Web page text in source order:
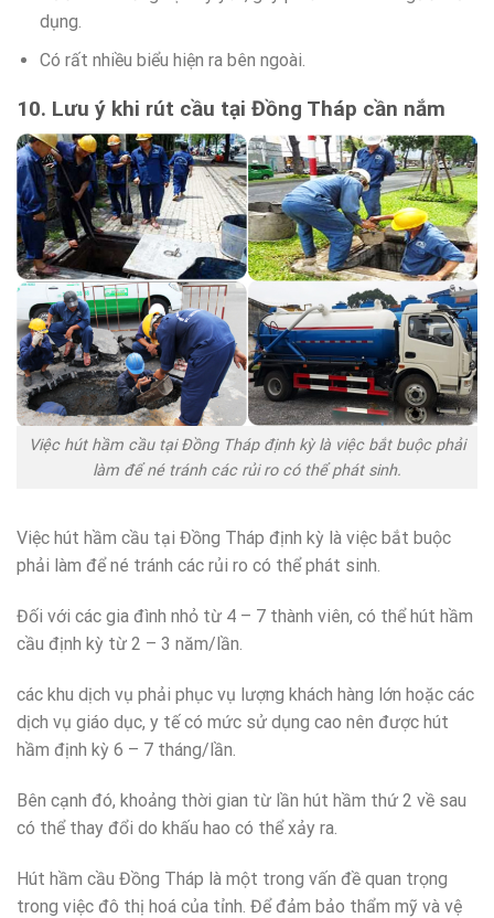
dụng.
Có rất nhiều biểu hiện ra bên ngoài.
10. Lưu ý khi rút cầu tại Đồng Tháp cần nắm
Việc hút hầm cầu tại Đồng Tháp định kỳ là việc bắt buộc phải
làm để né tránh các rủi ro có thể phát sinh.
Việc hút hầm cầu tại Đồng Tháp định kỳ là việc bắt buộc
phải làm để né tránh các rủi ro có thể phát sinh.
Đối với các gia đình nhỏ từ 4 – 7 thành viên, có thể hút hầm
cầu định kỳ từ 2 – 3 năm/lần.
các khu dịch vụ phải phục vụ lượng khách hàng lớn hoặc các
dịch vụ giáo dục, y tế có mức sử dụng cao nên được hút
hầm định kỳ 6 – 7 tháng/lần.
Bên cạnh đó, khoảng thời gian từ lần hút hầm thứ 2 về sau
có thể thay đổi do khấu hao có thể xảy ra.
Hút hầm cầu Đồng Tháp là một trong vấn đề quan trọng
trong việc đô thị hoá của tỉnh. Để đảm bảo thẩm mỹ và vệ